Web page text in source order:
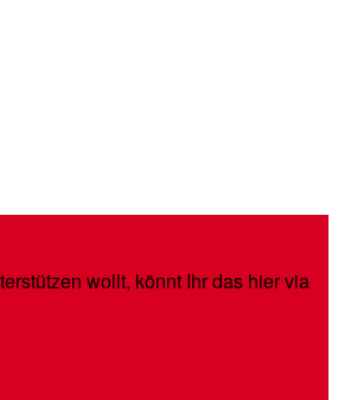
wollt, könnt Ihr das hier via